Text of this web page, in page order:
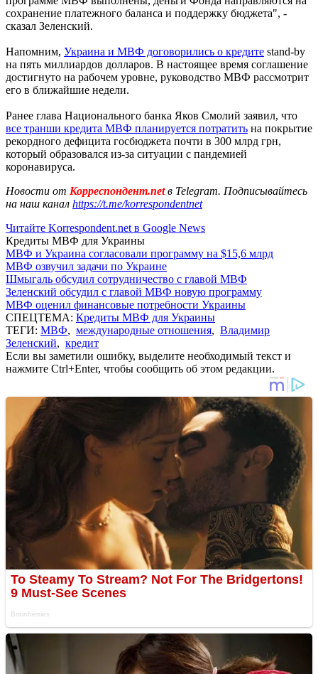
сохранение платежного баланса и поддержку бюджета", -
сказал Зеленский.
Напомним, Украина и МВФ договорились о кредите stand-by
на пять миллиардов долларов. В настоящее время соглашение
достигнуто на рабочем уровне, руководство МВФ рассмотрит
его в ближайшие недели.
Ранее глава Национального банка Яков Смолий заявил, что
все транши кредита МВФ планируется потратить на покрытие
рекордного дефицита госбюджета почти в 300 млрд грн,
который образовался из-за ситуации с пандемией
коронавируса.
Новости от Корреспондент.netв Telegram. Подписывайтесь
на наш канал https://t.me/korrespondentnet
Читайте Korrespondent.net в Google News
Кредиты МВФ для Украины
МВФ и Украина согласовали программу на $15,6 млрд
МВФ озвучил задачи по Украине
Шмыгаль обсудил сотрудничество с главой МВФ
Зеленский обсудил с главой МВФ новую программу
МВФ оценил финансовые потребности Украины
СПЕЦТЕМА: Кредиты МВФ для Украины
ТЕГИ: МВФ, международные отношения, Владимир
Зеленский, кредит
Если вы заметили ошибку, выделите необходимый текст и
нажмите Ctrl+Enter, чтобы сообщить об этом редакции.